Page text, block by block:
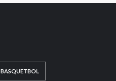
BASQUETBOL